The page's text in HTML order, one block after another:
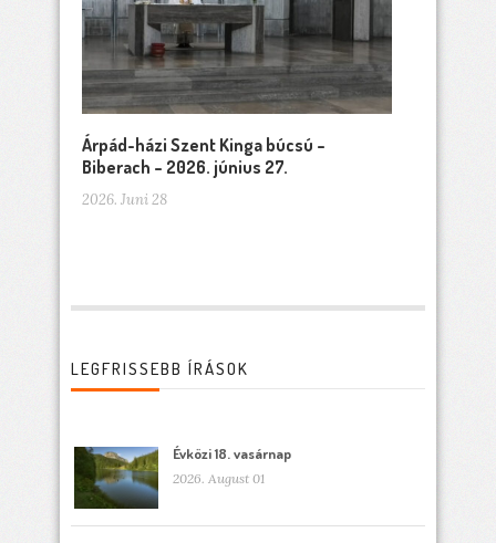
Árpád-házi Szent Kinga búcsú –
Biberach – 2026. június 27.
2026. Juni 28
LEGFRISSEBB ÍRÁSOK
Évközi 18. vasárnap
2026. August 01